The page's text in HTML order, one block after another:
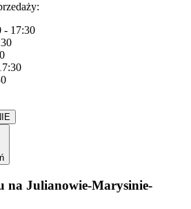
- 17:30
na Julianowie-Marysinie-